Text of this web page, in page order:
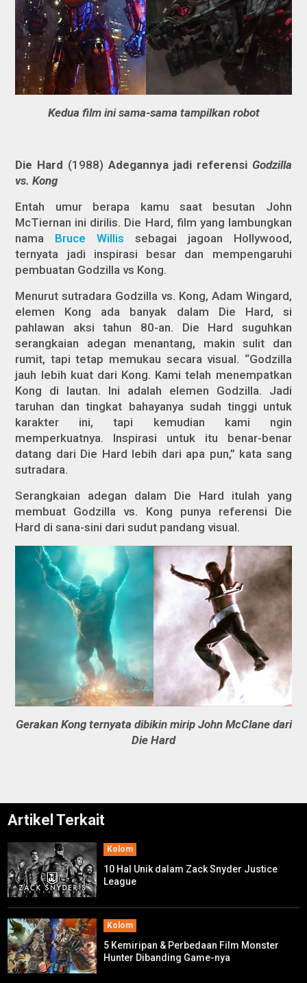
Kedua film ini sama-sama tampilkan robot
Die Hard (1988)Adegannya jadi referensi Godzilla
vs. Kong
Entah umur berapa kamu saat besutan John
McTiernan ini dirilis. Die Hard, film yang lambungkan
nama Bruce Willis sebagai jagoan Hollywood,
ternyata jadi inspirasi besar dan mempengaruhi
pembuatan Godzilla vs Kong.
Menurut sutradara Godzilla vs. Kong, Adam Wingard,
elemen Kong ada banyak dalam Die Hard, si
pahlawan aksi tahun 80-an. Die Hard suguhkan
serangkaian adegan menantang, makin sulit dan
rumit, tapi tetap memukau secara visual. “Godzilla
jauh lebih kuat dari Kong. Kami telah menempatkan
Kong di lautan. Ini adalah elemen Godzilla. Jadi
taruhan dan tingkat bahayanya sudah tinggi untuk
karakter ini, tapi kemudian kami ngin
memperkuatnya. Inspirasi untuk itu benar-benar
datang dari Die Hard lebih dari apa pun,” kata sang
sutradara.
Serangkaian adegan dalam Die Hard itulah yang
membuat Godzilla vs. Kong punya referensi Die
Hard di sana-sini dari sudut pandang visual.
Gerakan Kong ternyata dibikin mirip John McClane dari
Die Hard
Artikel Terkait
Kolom
10 Hal Unik dalam Zack Snyder Justice
League
Kolom
5 Kemiripan & Perbedaan Film Monster
Hunter Dibanding Game-nya